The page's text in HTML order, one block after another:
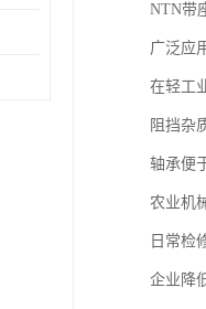
NTN带
广泛应
在轻工
阻挡杂
轴承便
农业机
日常检
企业降